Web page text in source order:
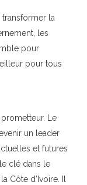
la
les
pour
pour tous
prometteur. Le
un leader
et futures
clé dans le
Côte d’Ivoire. Il